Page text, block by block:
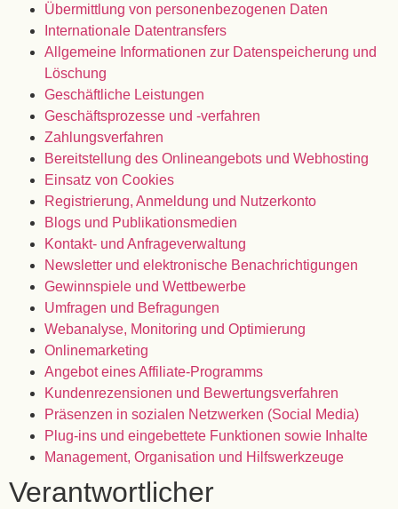
Übermittlung von personenbezogenen Daten
Internationale Datentransfers
Allgemeine Informationen zur Datenspeicherung und
Löschung
Geschäftliche Leistungen
Geschäftsprozesse und -verfahren
Zahlungsverfahren
Bereitstellung des Onlineangebots und Webhosting
Einsatz von Cookies
Registrierung, Anmeldung und Nutzerkonto
Blogs und Publikationsmedien
Kontakt- und Anfrageverwaltung
Newsletter und elektronische Benachrichtigungen
Gewinnspiele und Wettbewerbe
Umfragen und Befragungen
Webanalyse, Monitoring und Optimierung
Onlinemarketing
Angebot eines Affiliate-Programms
Kundenrezensionen und Bewertungsverfahren
Präsenzen in sozialen Netzwerken (Social Media)
Plug-ins und eingebettete Funktionen sowie Inhalte
Management, Organisation und Hilfswerkzeuge
Verantwortlicher